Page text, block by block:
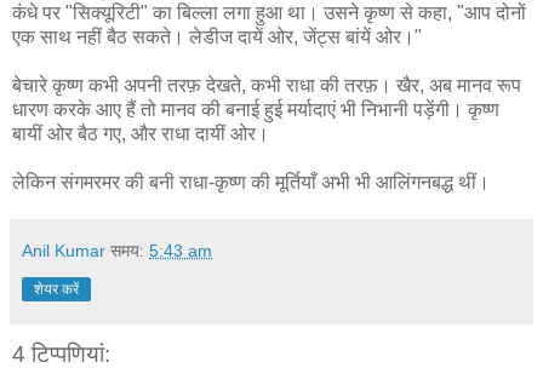
कंधे पर "सिक्यूरिटी" का बिल्ला लगा हुआ था। उसने कृष्ण से कहा, "आप दोनों
एक साथ नहीं बैठ सकते। लेडीज दायें ओर, जेंट्स बांयें ओर।"
बेचारे कृष्ण कभी अपनी तरफ़ देखते, कभी राधा की तरफ़। खैर, अब मानव रूप
धारण करके आए हैं तो मानव की बनाई हुई मर्यादाएं भी निभानी पड़ेंगी। कृष्ण
बायीं ओर बैठ गए, और राधा दायीं ओर।
लेकिन संगमरमर की बनी राधा-कृष्ण की मूर्तियाँ अभी भी आलिंगनबद्ध थीं।
Anil Kumar समय: 5:43 am
शेयर करें
4 टिप्‍पणियां: